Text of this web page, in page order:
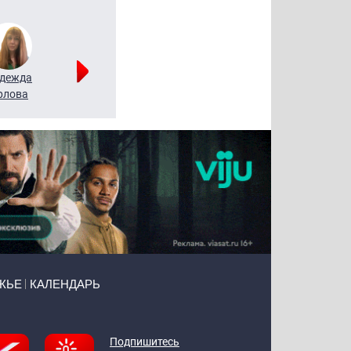
КАЛЕНДАРЬ
Подпишитесь